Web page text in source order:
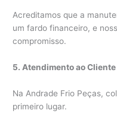
Acreditamos que a
um fardo financeiro, e
compromisso.
5. Atendimento ao
Na Andrade Frio Peças,
primeiro lugar.